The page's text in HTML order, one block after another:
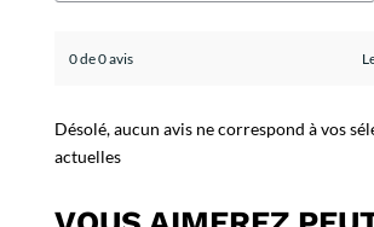
0 de 0 avis
Désolé, aucun avis ne correspond à vos
actuelles